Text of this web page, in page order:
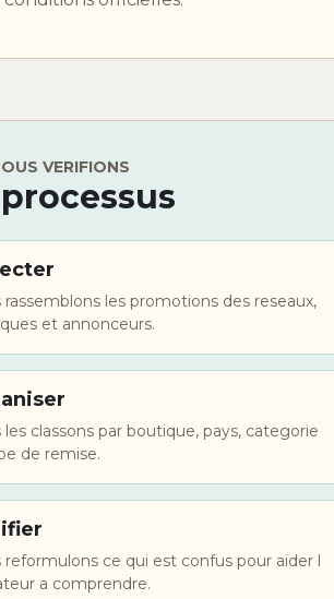
VERIFIONS
rassemblons les promotions des reseaux,
et annonceurs.
les classons par boutique, pays, categorie
de remise.
reformulons ce qui est confus pour aider l
a comprendre.